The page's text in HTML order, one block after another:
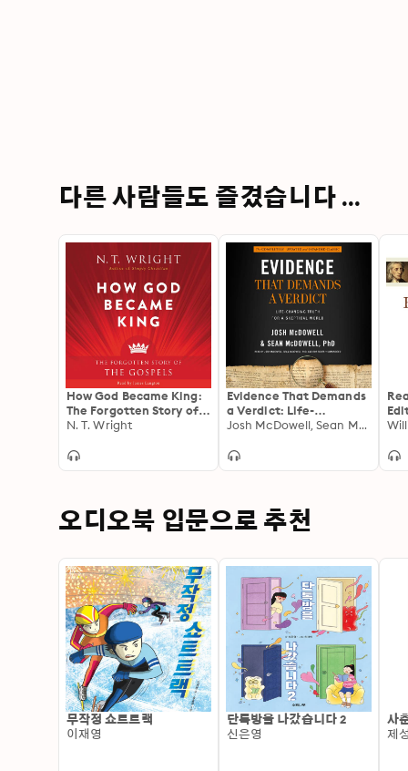
다른 사람들도 즐겼습니다 ...
How God Became King:
The Forgotten Story of
the Gospels
N. T. Wright
Evidence That Demands
a Verdict: Life-
Changing Truth for a
Josh McDowell, Sean McDowell
오디오북 입문으로 추천
무작정 쇼트트랙
이재영
단톡방을 나갔습니다 2
신은영
사
제